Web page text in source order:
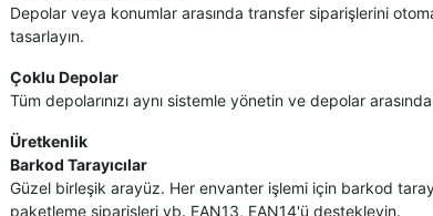
Depolar veya konumlar arasında transfer siparişlerini
tasarlayın.
Çoklu Depolar
Tüm depolarınızı aynı sistemle yönetin ve depolar arasında
Üretkenlik
Barkod Tarayıcılar
Güzel birleşik arayüz. Her envanter işlemi için barkod
paketleme siparişleri vb. EAN13, EAN14'ü destekleyin.